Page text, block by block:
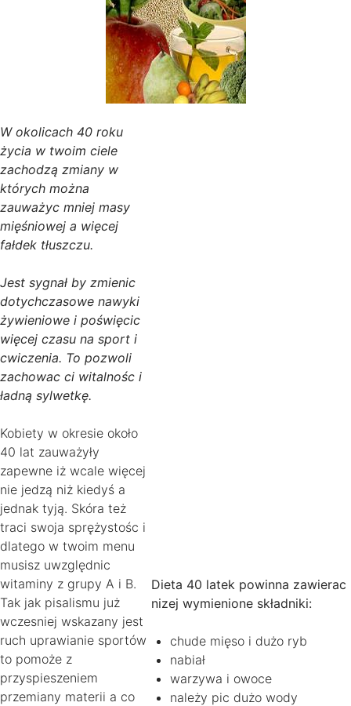
W okolicach 40 roku
życia w twoim ciele
zachodzą zmiany w
których można
zauważyc mniej masy
mięśniowej a więcej
fałdek tłuszczu.
Jest sygnał by zmienic
dotychczasowe nawyki
żywieniowe i poświęcic
więcej czasu na sport i
cwiczenia. To pozwoli
zachowac ci witalnośc i
ładną sylwetkę.
Kobiety w okresie około
40 lat zauważyły
zapewne iż wcale więcej
nie jedzą niż kiedyś a
jednak tyją. Skóra też
traci swoja sprężystośc i
dlatego w twoim menu
musisz uwzględnic
witaminy z grupy A i B.
Tak jak pisalismu już
wczesniej wskazany jest
ruch uprawianie sportów
to pomoże z
przyspieszeniem
przemiany materii a co
Dieta 40 latek powinna zawierac
nizej wymienione składniki:
chude mięso i dużo ryb
nabiał
warzywa i owoce
należy pic dużo wody